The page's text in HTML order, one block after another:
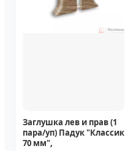
Заглушка лев и прав (1
пара/уп) Падук "Классик
70 мм",